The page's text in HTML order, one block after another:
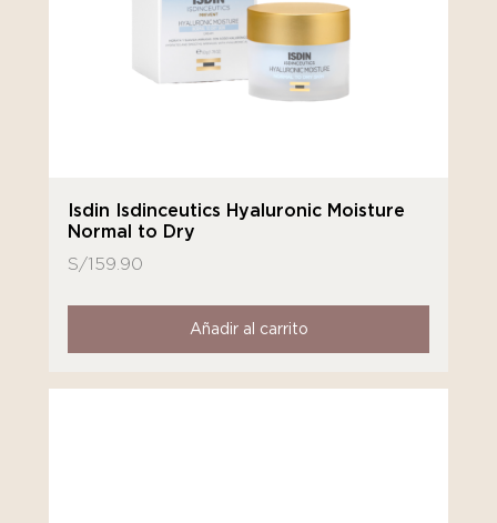
Isdin Isdinceutics Hyaluronic Moisture
Normal to Dry
S/159.90
Añadir al carrito